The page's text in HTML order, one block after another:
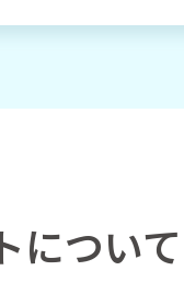
について